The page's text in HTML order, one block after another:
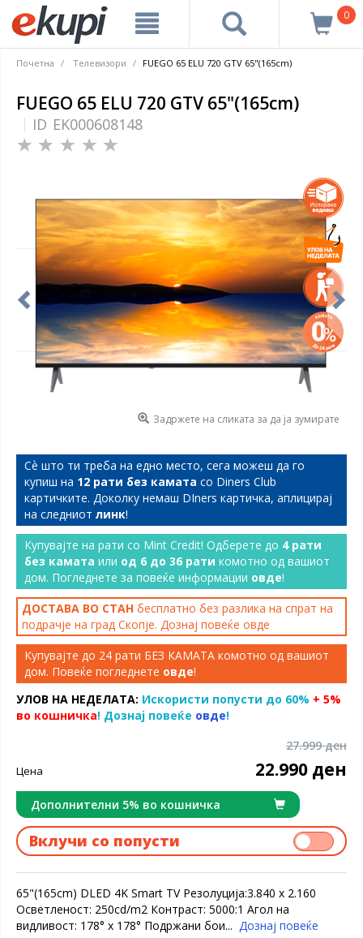
0
Почетна Tелевизори FUEGO 65 ELU 720 GTV 65"(165cm)
FUEGO 65 ELU 720 GTV 65"(165cm)
ID EK000608148
Задржете на сликата за да ја зумирате
Сѐ што ти треба на едно место, сега можеш да го
купиш на 12 рати без камата со Diners Club
картичките. Доколку немаш DIners картичка, аплицирај
на следниот линк!
Купувајте на рати со Mint Credit! Одберете до 4 рати
без камата или од 6 до 36 рати комотно од вашиот
дом. Погледнете за повеќе информации овде!
ДОСТАВА ВО СТАН бесплатно без разлика на спрат на
подрачје на град Скопје. Дознај повеќе овде
Купувајте до 24 рати БЕЗ КАМАТА комотно од вашиот
дом. Повеќе погледнете овде!
УЛОВ НА НЕДЕЛАТА: Искористи попусти до 60% + 5%
во кошничка! Дознај повеќе овде!
27.999 ден
Цена 22.990 ден
Дополнителни 5% во кошничка
Вклучи со попусти
65"(165cm) DLED 4K Smart TV Резолуција:3.840 x 2.160
Осветленост: 250cd/m2 Контраст: 5000:1 Агол на
видливост: 178° x 178° Подржани бои... Дознај повеќе